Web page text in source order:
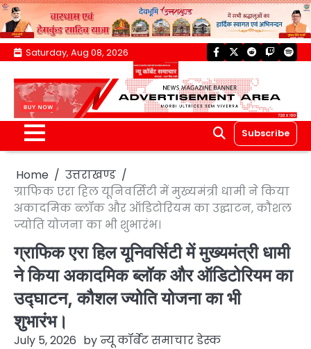
Skip
content
Saturday, Aug 08, 2026 facebook
twitterreddittwitch
Subscribe
Home
उत्तराखण्ड
ग्राफिक एरा हिल यूनिवर्सिटी में मुख्यमंत्री धामी ने किया
अकादमिक ब्लॉक और ऑडिटोरियम का उद्घाटन, कौशल
ज्योति योजना का भी शुभारंभ।
ग्राफिक एरा हिल यूनिवर्सिटी में मुख्यमंत्री धामी
ने किया अकादमिक ब्लॉक और ऑडिटोरियम का
उद्घाटन, कौशल ज्योति योजना का भी
शुभारंभ।
July 5, 2026 byन्यू कॉर्बेट समाचार डेस्क